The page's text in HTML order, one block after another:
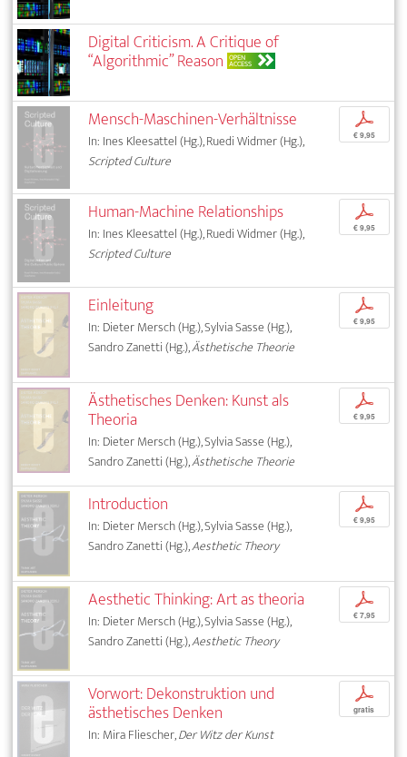
Digital Criticism. A Critique of
“Algorithmic” Reason OPEN
ACCESS
Mensch-Maschinen-Verhältnisse
In: Ines Kleesattel (Hg.), Ruedi Widmer (Hg.),
Scripted Culture
p
€ 9,95
Human-Machine Relationships
In: Ines Kleesattel (Hg.), Ruedi Widmer (Hg.),
Scripted Culture
p
€ 9,95
Einleitung
In: Dieter Mersch (Hg.), Sylvia Sasse (Hg.),
Sandro Zanetti (Hg.),Ästhetische Theorie
p
€ 9,95
Ästhetisches Denken: Kunst als
Theoria
In: Dieter Mersch (Hg.), Sylvia Sasse (Hg.),
Sandro Zanetti (Hg.),Ästhetische Theorie
p
€ 9,95
Introduction
In: Dieter Mersch (Hg.), Sylvia Sasse (Hg.),
Sandro Zanetti (Hg.),Aesthetic Theory
p
€ 9,95
Aesthetic Thinking: Art as theoria
In: Dieter Mersch (Hg.), Sylvia Sasse (Hg.),
Sandro Zanetti (Hg.),Aesthetic Theory
p
€ 7,95
Vorwort: Dekonstruktion und
ästhetisches Denken
In: Mira Fliescher,Der Witz der Kunst
p
gratis